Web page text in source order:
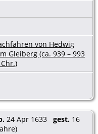
von Hedwig
Gleiberg (ca. 939 – 993
24 Apr 1633 gest. 16